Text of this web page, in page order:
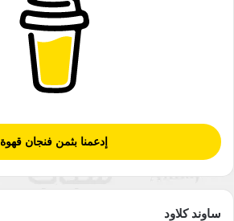
إدعمنا بثمن فنجان قهوة
ساوند كلاود